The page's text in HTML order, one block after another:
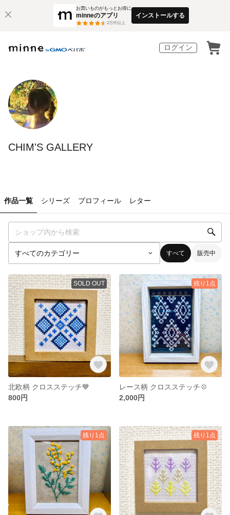
お買いものがもっとお得に
minneのアプリ
3万件以上
インストールする
ログイン
CHIM'S GALLERY
作品一覧 シリーズ プロフィール レター
すべて 販売中
SOLD OUT
北欧柄 クロスステッチ💙
800円
残り1点
レース柄 クロスステッチ💠
2,000円
残り1点 残り1点